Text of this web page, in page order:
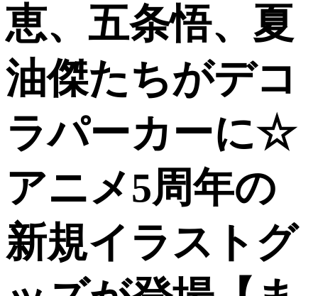
恵、五条悟、夏
油傑たちがデコ
ラパーカーに☆
アニメ5周年の
新規イラストグ